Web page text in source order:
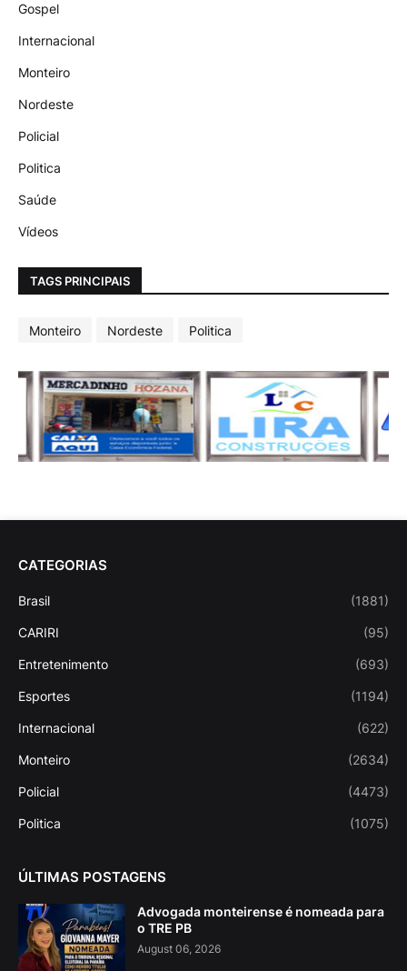
Gospel
Internacional
Monteiro
Nordeste
Policial
Politica
Saúde
Vídeos
TAGS PRINCIPAIS
Monteiro Nordeste Politica
CATEGORIAS
Brasil (1881)
CARIRI (95)
Entretenimento (693)
Esportes (1194)
Internacional (622)
Monteiro (2634)
Policial (4473)
Politica (1075)
ÚLTIMAS POSTAGENS
Advogada monteirense é nomeada para
o TRE PB
August 06, 2026